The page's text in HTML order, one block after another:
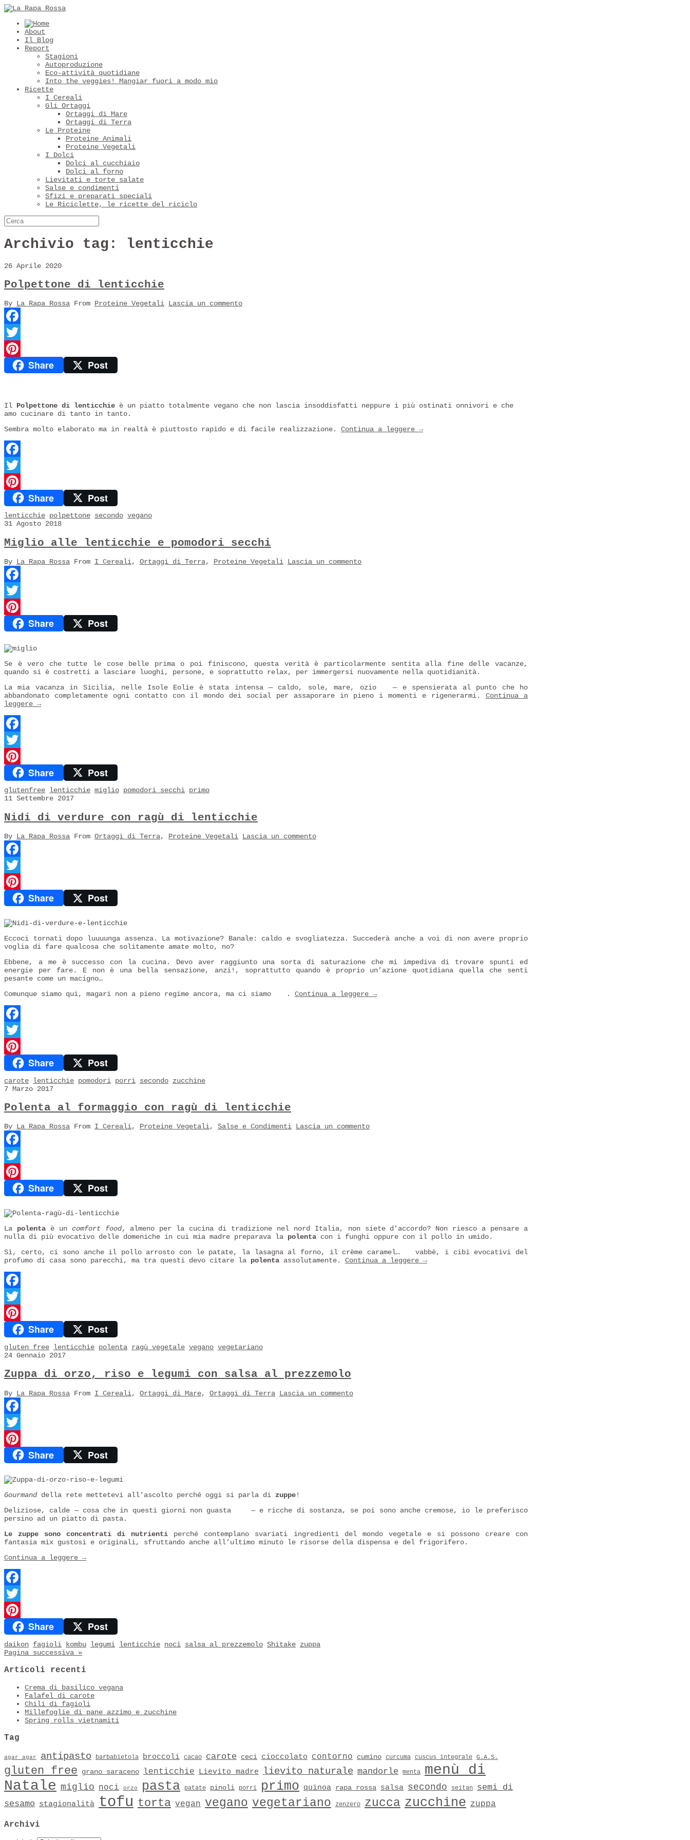
About
Il Blog
Report
Stagioni
Autoproduzione
Eco-attività quotidiane
Into the veggies! Mangiar fuori a modo mio
Ricette
I Cereali
Gli Ortaggi
Ortaggi di Mare
Ortaggi di Terra
Le Proteine
Proteine Animali
Proteine Vegetali
I Dolci
Dolci al cucchiaio
Dolci al forno
Lievitati e torte salate
Salse e condimenti
Sfizi e preparati speciali
Le Riciclette, le ricette del riciclo
Archivio tag: lenticchie
26 Aprile 2020
Polpettone di lenticchie
By La Rapa Rossa From Proteine Vegetali Lascia un commento
Facebook
Twitter
PinterestShare Post
Il Polpettone di lenticchie è un piatto totalmente vegano che non lascia insoddisfatti neppure i più ostinati onnivori e che
amo cucinare di tanto in tanto.
Sembra molto elaborato ma in realtà è piuttosto rapido e di facile realizzazione. Continua a leggere →
Facebook
Twitter
PinterestShare Post
lenticchie polpettone secondo vegano
31 Agosto 2018
Miglio alle lenticchie e pomodori secchi
By La Rapa Rossa From I Cereali, Ortaggi di Terra, Proteine Vegetali Lascia un commento
Facebook
Twitter
PinterestShare Post
Se è vero che tutte le cose belle prima o poi finiscono, questa verità è particolarmente sentita alla fine delle vacanze,
quando si è costretti a lasciare luoghi, persone, e soprattutto relax, per immergersi nuovamente nella quotidianità.
La mia vacanza in Sicilia, nelle Isole Eolie è stata intensa — caldo, sole, mare, ozio
— e spensierata al punto che ho
abbandonato completamente ogni contatto con il mondo dei social per assaporare in pieno i momenti e rigenerarmi. Continua a
leggere →
Facebook
Twitter
PinterestShare Post
glutenfree lenticchie miglio pomodori secchi primo
11 Settembre 2017
Nidi di verdure con ragù di lenticchie
By La Rapa Rossa From Ortaggi di Terra, Proteine Vegetali Lascia un commento
Facebook
Twitter
PinterestShare Post
Eccoci tornati dopo luuuunga assenza. La motivazione? Banale: caldo e svogliatezza. Succederà anche a voi di non avere proprio
voglia di fare qualcosa che solitamente amate molto, no?
Ebbene, a me è successo con la cucina. Devo aver raggiunto una sorta di saturazione che mi impediva di trovare spunti ed
energie per fare. E non è una bella sensazione, anzi!, soprattutto quando è proprio un’azione quotidiana quella che senti
pesante come un macigno…
Comunque siamo qui, magari non a pieno regime ancora, ma ci siamo
. Continua a leggere →
Facebook
Twitter
PinterestShare Post
carote lenticchie pomodori porri secondo zucchine
7 Marzo 2017
Polenta al formaggio con ragù di lenticchie
By La Rapa Rossa From I Cereali, Proteine Vegetali, Salse e Condimenti Lascia un commento
Facebook
Twitter
PinterestShare Post
La polentaè uncomfort food, almeno per la cucina di tradizione nel nord Italia, non siete d’accordo? Non riesco a pensare a
nulla di più evocativo delle domeniche in cui mia madre preparava la polenta con i funghi oppure con il pollo in umido.
Sì, certo, ci sono anche il pollo arrosto con le patate, la lasagna al forno, il crème caramel…
vabbè, i cibi evocativi del
profumo di casa sono parecchi, ma tra questi devo citare la polenta assolutamente. Continua a leggere →
Facebook
Twitter
PinterestShare Post
gluten free lenticchie polenta ragù vegetale vegano vegetariano
24 Gennaio 2017
Zuppa di orzo, riso e legumi con salsa al prezzemolo
By La Rapa Rossa From I Cereali, Ortaggi di Mare, Ortaggi di Terra Lascia un commento
Facebook
Twitter
PinterestShare Post
Gourmanddella rete mettetevi all’ascolto perché oggi si parla di zuppe!
Deliziose, calde — cosa che in questi giorni non guasta
— e ricche di sostanza, se poi sono anche cremose, io le preferisco
persino ad un piatto di pasta.
Le zuppe sono concentrati di nutrienti perché contemplano svariati ingredienti del mondo vegetale e si possono creare con
fantasia mix gustosi e originali, sfruttando anche all’ultimo minuto le risorse della dispensa e del frigorifero.
Continua a leggere →
Facebook
Twitter
PinterestShare Post
daikon fagioli kombu legumi lenticchie noci salsa al prezzemolo Shitake zuppa
Pagina successiva »
Articoli recenti
Crema di basilico vegana
Falafel di carote
Chili di fagioli
Millefoglie di pane azzimo e zucchine
Spring rolls vietnamiti
Tag
agar agar antipasto barbabietola broccoli cacao carote ceci cioccolato contorno cumino curcuma cuscus integrale G.A.S.
gluten free grano saraceno lenticchie Lievito madre lievito naturale mandorle menta
menù di
Natale miglio noci orzo pasta patate pinoli porri primo quinoa rapa rossa salsa secondo seitan
semi di
sesamo
stagionalità tofu torta vegan vegano vegetariano zenzero zucca zucchine zuppa
Archivi